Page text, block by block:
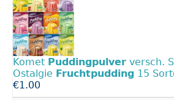
Komet Puddingpulver versch.
Ostalgie Fruchtpudding 15
€1.00